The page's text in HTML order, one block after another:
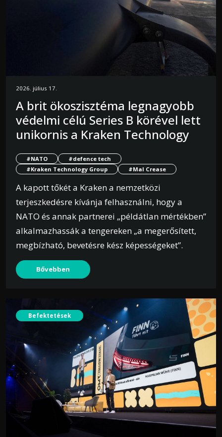
2026. július 17.
A brit ökoszisztéma legnagyobb
védelmi célú Series B körével lett
unikornis a Kraken Technology
#NATO
#defence tech
#Kraken Technology Group
#Mal Crease
A kapott tőkét a Kraken a nemzetközi
terjeszkedésre kívánja felhasználni, hogy a
NATO és annak partnerei „példátlan mértékben”
alkalmazhassák a tengereken „a megerősített,
megbízható, bevetésre kész képességeket”.
Bővebben
Befektetések